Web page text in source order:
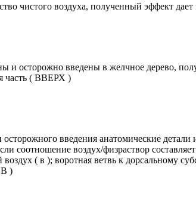
чистого воздуха, полученный эффект
и осторожно введены в желчное дерево,
часть ( ВВЕРХ )
введения анатомические
соотношение воздух/физраствор
( в ); воротная ветвь к дорсальному
)